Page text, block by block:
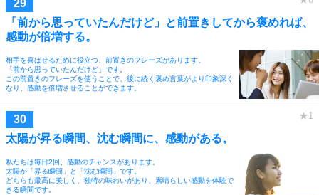
「前から思っていたんだけど」と前置きしてから褒めれば、
感動が倍増する。
相手を喜ばせるために役立つ、前置きのフレーズがあります。
「前から思っていたんだけど」です。
この前置きのフレーズを使うことで、後に続く褒め言葉がより印象深く
なり、感動を倍増させることができます。
太陽が昇る瞬間、沈む瞬間に、感動がある。
私たちは毎日2回、感動のチャンスがあります。
太陽が「昇る瞬間」と「沈む瞬間」です。
どちらも最高に美しく、独特の味わいがあり、素晴らしい感動を体験で
きる瞬間です。